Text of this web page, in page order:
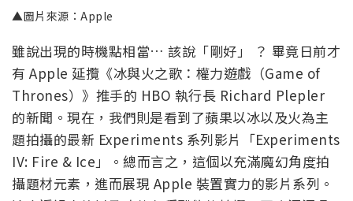
▲圖片來源：Apple
雖說出現的時機點相當… 該說「剛好」 ？ 畢竟日前才
有 Apple 延攬《冰與火之歌：權力遊戲（Game of
Thrones）》推手的 HBO 執行長 Richard Plepler
的新聞。現在，我們則是看到了蘋果以冰以及火為主
題拍攝的最新 Experiments 系列影片「Experiments
IV: Fire & Ice」。總而言之，這個以充滿魔幻角度拍
攝題材元素，進而展現 Apple 裝置實力的影片系列。